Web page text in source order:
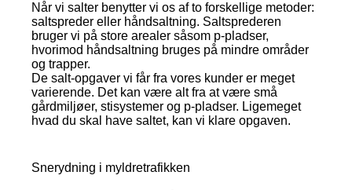
Når vi salter benytter vi os af to forskellige metoder:
saltspreder eller håndsaltning. Saltsprederen
bruger vi på store arealer såsom p-pladser,
hvorimod håndsaltning bruges på mindre områder
og trapper.
De salt-opgaver vi får fra vores kunder er meget
varierende. Det kan være alt fra at være små
gårdmiljøer, stisystemer og p-pladser. Ligemeget
hvad du skal have saltet, kan vi klare opgaven.
Snerydning i myldretrafikken